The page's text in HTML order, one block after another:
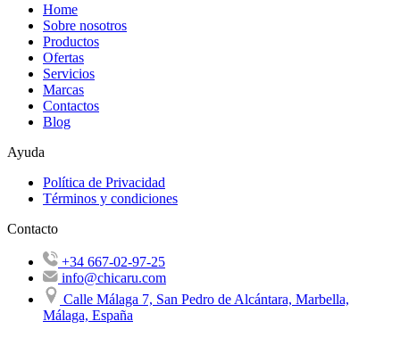
Home
Sobre nosotros
Productos
Ofertas
Servicios
Marcas
Contactos
Blog
Ayuda
Política de Privacidad
Términos y condiciones
Contacto
+34 667-02-97-25
info@chicaru.com
Calle Málaga 7, San Pedro de Alcántara, Marbella,
Málaga, España